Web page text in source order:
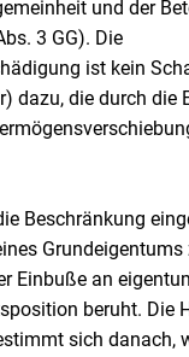
und der
3 GG). Die
ist kein
dazu, die durch die
Beschränkung
Grundeigentums
Einbuße an
beruht. Die
sich danach,